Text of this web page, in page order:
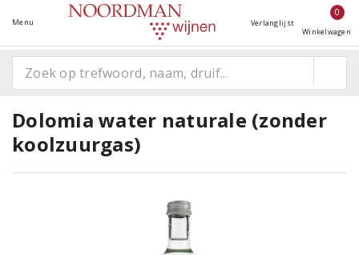
Menu Verlanglijst
0
Winkelwagen
Dolomia water naturale (zonder
koolzuurgas)